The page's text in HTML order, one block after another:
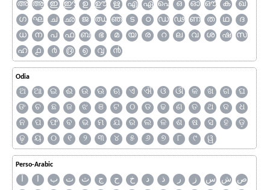
അ ആ ഇ ഈ ഉ ഊ ഋ എ ഏ ഐ ഒ ഓ ഔ ക
ഖ
ഗ
ഘ ച ഛ ജ ഝ ഞ ട ഠ ഡ ഢ ണ ത ഥ
ദ
ധ
ന പ ഫ ബ ഭ മ യ ര റ ല വ ശ ഷ
സ
ഹ
൧ ൪ ൫ ൭ ൮ ൯
Odia
ଅ ଆ ଇ ଈ ଉ ଊ ଋ ଏ ଐ ଓ ଔ କ ଖ ଗ
ଘ
ଙ
ଚ ଛ ଜ ଝ ଞ ଟ ଠ ଡ ଢ ଣ ତ ଥ ଦ
ଧ
ନ
ପ ଫ ବ ଭ ମ ଯ ର ଲ ଳ ଶ ଷ ସ ହ
ଡ଼
ଢ଼
ୟ ୦ ୧ ୨ ୩ ୪ ୫ ୬ ୭ ୮ ୯ ୱ
Perso-Arabic
آ ا ب ت ث ج ح خ د ذ ر ز س ش ص